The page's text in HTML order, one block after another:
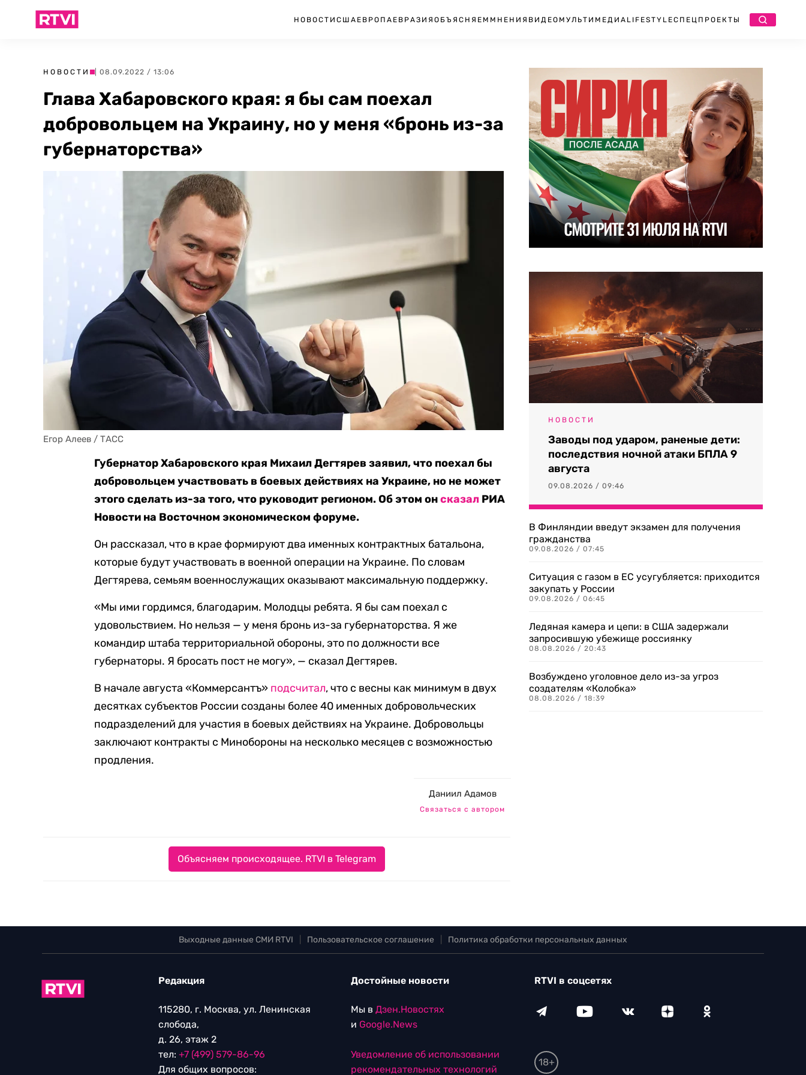
НОВОСТИ США ЕВРОПА ЕВРАЗИЯ ОБЪЯСНЯЕМ МНЕНИЯ ВИДЕО МУЛЬТИМЕДИА LIFESTYLEСПЕЦПРОЕКТЫ
НОВОСТИ | 08.09.2022 / 13:06
Глава Хабаровского края: я бы сам поехал
добровольцем на Украину, но у меня «бронь из-за
губернаторства»
Егор Алеев / ТАСС
Губернатор Хабаровского края Михаил Дегтярев заявил, что поехал бы
добровольцем участвовать в боевых действиях на Украине, но не может
этого сделать из-за того, что руководит регионом. Об этом онсказал РИА
Новости на Восточном экономическом форуме.
Он рассказал, что в крае формируют два именных контрактных батальона,
которые будут участвовать в военной операции на Украине. По словам
Дегтярева, семьям военнослужащих оказывают максимальную поддержку.
«Мы ими гордимся, благодарим. Молодцы ребята. Я бы сам поехал с
удовольствием. Но нельзя — у меня бронь из-за губернаторства. Я же
командир штаба территориальной обороны, это по должности все
губернаторы. Я бросать пост не могу», — сказал Дегтярев.
В начале августа «Коммерсантъ» подсчитал, что с весны как минимум в двух
десятках субъектов России созданы более 40 именных добровольческих
подразделений для участия в боевых действиях на Украине. Добровольцы
заключают контракты с Минобороны на несколько месяцев с возможностью
продления.
Даниил Адамов
Связаться с автором
Объясняем происходящее. RTVI в Telegram
НОВОСТИ
Заводы под ударом, раненые дети:
последствия ночной атаки БПЛА 9
августа
09.08.2026 / 09:46
В Финляндии введут экзамен для получения
гражданства
09.08.2026 / 07:45
Ситуация с газом в ЕС усугубляется: приходится
закупать у России
09.08.2026 / 06:45
Ледяная камера и цепи: в США задержали
запросившую убежище россиянку
08.08.2026 / 20:43
Возбуждено уголовное дело из-за угроз
создателям «Колобка»
08.08.2026 / 18:39
Выходные данные СМИ RTVI Пользовательское соглашение Политика обработки персональных данных
Редакция
115280, г. Москва, ул. Ленинская
слобода,
д. 26, этаж 2
тел: +7 (499) 579-86-96
Для общих вопросов:
Достойные новости
Мы в Дзен.Новостях
и Google.News
Уведомление об использовании
рекомендательных технологий
RTVI в соцсетях
18+